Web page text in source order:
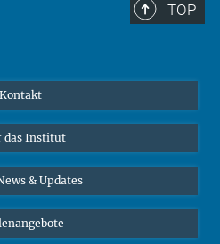
Forschungsgruppenleiter
TOP
Kontakt
das Institut
& Updates